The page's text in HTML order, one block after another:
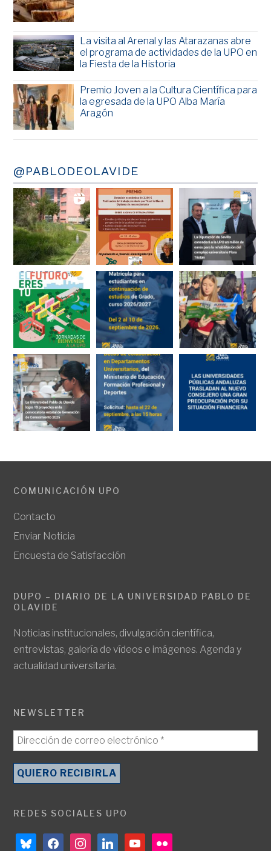
La visita al Arenal y las Atarazanas abre
el programa de actividades de la UPO en
la Fiesta de la Historia
Premio Joven a la Cultura Científica para
la egresada de la UPO Alba María
Aragón
@PABLODEOLAVIDE
COMUNICACIÓN UPO
Contacto
Enviar Noticia
Encuesta de Satisfacción
DUPO – DIARIO DE LA UNIVERSIDAD PABLO DE
OLAVIDE
Noticias institucionales, divulgación científica,
entrevistas, galería de vídeos e imágenes. Agenda y
actualidad universitaria.
NEWSLETTER
REDES SOCIALES UPO
blueskyfacebookinstagramlinkedinyoutubeflickr